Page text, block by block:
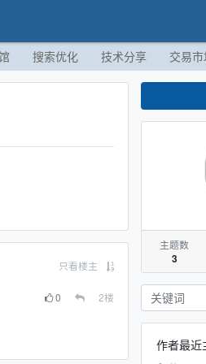
搜索优化 技术分享 交易市
只看楼主
0 2楼
主题数
3
作者最近